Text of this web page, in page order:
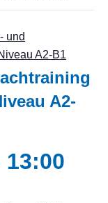
und
A2-B1
A2-
13:00